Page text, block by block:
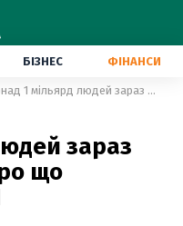
БІЗНЕС ФІНАНСИ
Понад 1 мільярд людей зараз живе у бідності: про що свідчать дані ООН
зараз
що